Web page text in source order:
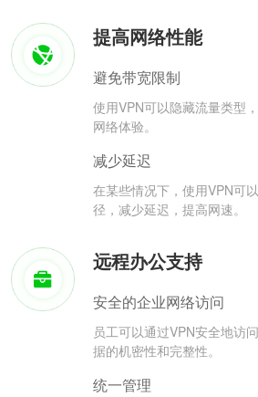
提高网络性能
避免带宽限制
使用VPN可以隐藏流量类型
网络体验。
减少延迟
在某些情况下，使用VPN可
径，减少延迟，提高网速。
远程办公支持
安全的企业网络访问
员工可以通过VPN安全地访
据的机密性和完整性。
统一管理